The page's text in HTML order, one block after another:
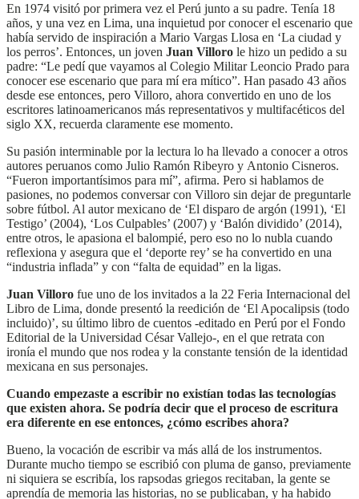
En 1974 visitó por primera vez el Perú junto a su padre. Tenía 18
años, y una vez en Lima, una inquietud por conocer el escenario que
había servido de inspiración a Mario Vargas Llosa en ‘La ciudad y
los perros’. Entonces, un joven Juan Villoro le hizo un pedido a su
padre: “Le pedí que vayamos al Colegio Militar Leoncio Prado para
conocer ese escenario que para mí era mítico”. Han pasado 43 años
desde ese entonces, pero Villoro, ahora convertido en uno de los
escritores latinoamericanos más representativos y multifacéticos del
siglo XX, recuerda claramente ese momento.
Su pasión interminable por la lectura lo ha llevado a conocer a otros
autores peruanos como Julio Ramón Ribeyro y Antonio Cisneros.
“Fueron importantísimos para mí”, afirma. Pero si hablamos de
pasiones, no podemos conversar con Villoro sin dejar de preguntarle
sobre fútbol. Al autor mexicano de ‘El disparo de argón (1991), ‘El
Testigo’ (2004), ‘Los Culpables’ (2007) y ‘Balón dividido’ (2014),
entre otros, le apasiona el balompié, pero eso no lo nubla cuando
reflexiona y asegura que el ‘deporte rey’ se ha convertido en una
“industria inflada” y con “falta de equidad” en la ligas.
Juan Villoro fue uno de los invitados a la 22 Feria Internacional del
Libro de Lima, donde presentó la reedición de ‘El Apocalipsis (todo
incluido)’, su último libro de cuentos -editado en Perú por el Fondo
Editorial de la Universidad César Vallejo-, en el que retrata con
ironía el mundo que nos rodea y la constante tensión de la identidad
mexicana en sus personajes.
Cuando empezaste a escribir no existían todas las tecnologías
que existen ahora. Se podría decir que el proceso de escritura
era diferente en ese entonces, ¿cómo escribes ahora?
Bueno, la vocación de escribir va más allá de los instrumentos.
Durante mucho tiempo se escribió con pluma de ganso, previamente
ni siquiera se escribía, los rapsodas griegos recitaban, la gente se
aprendía de memoria las historias, no se publicaban, y ha habido